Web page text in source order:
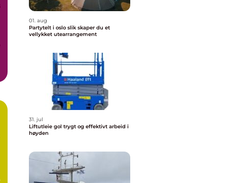
01. aug
Partytelt i oslo slik skaper du et
vellykket utearrangement
31. jul
Liftutleie gol trygt og effektivt arbeid i
høyden